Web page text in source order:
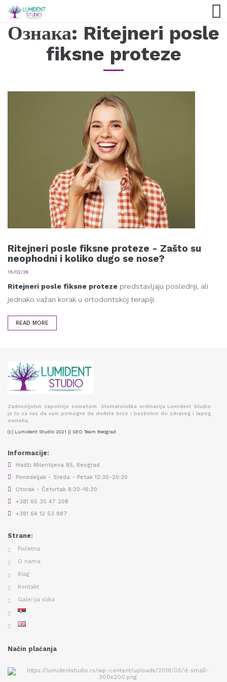
Ознака: Ritejneri posle
fiksne proteze
Ritejneri posle fiksne proteze - Zašto su
neophodni i koliko dugo se nose?
18/02/26
Ritejneri posle fiksne proteze predstavljaju poslednji, ali
jednako važan korak u ortodontskoj terapiji.
READ MORE
Zadovoljstvo započinje osmehom. Stomatološka ordinacija Lumident Studio
je tu za vas da vam pomogne da dođete brzo i bezbolno do zdravog i lepog
osmeha.
(c) Lumident Studio 2021 || SEO Team Beograd
Informacije:
Hadži Milentijeva 85, Beograd
Ponedeljak - Sreda - Petak 12:30-20:30
Utorak - Četvrtak 8:30-16:30
+381 65 30 47 208
+381 64 12 53 987
Strane:
Početna
O nama
Blog
Kontakt
Galerija slika
Način plaćanja